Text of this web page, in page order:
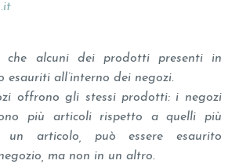
che alcuni dei prodotti presenti in
esauriti all’interno dei negozi.
offrono gli stessi prodotti: i negozi
più articoli rispetto a quelli più
un articolo, può essere esaurito
ma non in un altro.